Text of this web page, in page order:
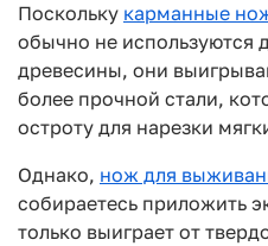
Поскольку карманные
обычно не используются
древесины, они
более прочной стали,
остроту для нарезки
Однако, нож для
собираетесь приложить
только выиграет от